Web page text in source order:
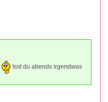
Isst du abends irgendwas